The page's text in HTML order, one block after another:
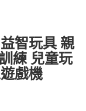
智玩具 親
練 兒童玩
戲機